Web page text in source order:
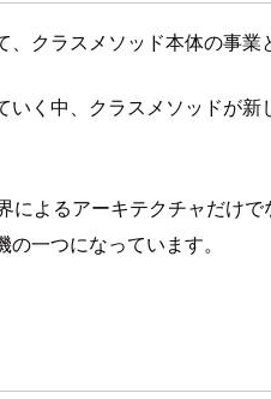
クラスメソッド本体の事
中、クラスメソッドが新
よるアーキテクチャだけ
一つになっています。